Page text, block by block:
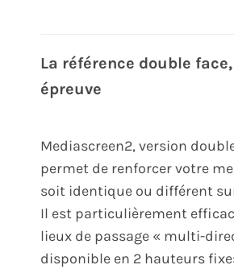
La référence double
épreuve
Mediascreen2, version
permet de renforcer votre
soit identique ou différent
Il est particulièrement
lieux de passage « multi-
disponible en 2 hauteurs